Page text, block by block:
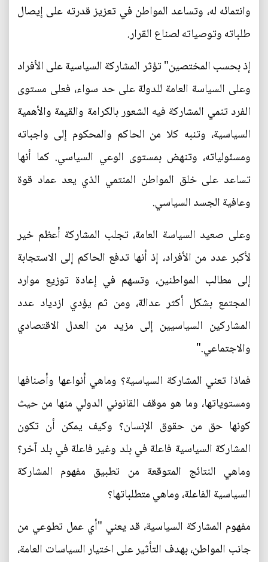
وانتمائه له، وتساعد المواطن في تعزيز قدرته على إيصال
طلباته وتوصياته لصناع القرار.
إذ بحسب المختصين" تؤثر المشاركة السياسية على الأفراد
وعلى السياسة العامة للدولة على حد سواء، فعلى مستوى
الفرد تنمي المشاركة فيه الشعور بالكرامة والقيمة والأهمية
السياسية، وتنبه كلا من الحاكم والمحكوم إلى واجباته
ومسئولياته، وتنهض بمستوى الوعي السياسي. كما أنها
تساعد على خلق المواطن المنتمي الذي يعد عماد قوة
وعافية الجسد السياسي.
وعلى صعيد السياسة العامة، تجلب المشاركة أعظم خير
لأكبر عدد من الأفراد، إذ أنها تدفع الحاكم إلى الاستجابة
إلى مطالب المواطنين، وتسهم في إعادة توزيع موارد
المجتمع بشكل أكثر عدالة، ومن ثم يؤدي ازدياد عدد
المشاركين السياسيين إلى مزيد من العدل الاقتصادي
والاجتماعي."
فماذا تعني المشاركة السياسية؟ وماهي أنواعها وأصنافها
ومستوياتها، وما هو موقف القانوني الدولي منها من حيث
كونها حق من حقوق الإنسان؟ وكيف يمكن أن تكون
المشاركة السياسية فاعلة في بلد وغير فاعلة في بلد آخر؟
وماهي النتائج المتوقعة من تطبيق مفهوم المشاركة
السياسية الفاعلة، وماهي متطلباتها؟
مفهوم المشاركة السياسية، قد يعني "أي عمل تطوعي من
جانب المواطن، بهدف التأثير على اختيار السياسات العامة،